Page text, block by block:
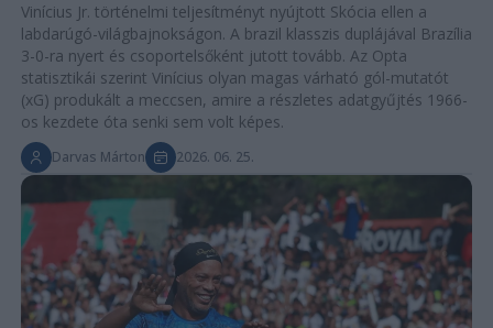
Vinícius Jr. történelmi teljesítményt nyújtott Skócia ellen a
labdarúgó-világbajnokságon. A brazil klasszis duplájával Brazília
3-0-ra nyert és csoportelsőként jutott tovább. Az Opta
statisztikái szerint Vinícius olyan magas várható gól-mutatót
(xG) produkált a meccsen, amire a részletes adatgyűjtés 1966-
os kezdete óta senki sem volt képes.
Darvas Márton 2026. 06. 25.